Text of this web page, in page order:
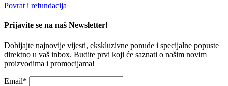
Povrat i refundacija
Prijavite se na naš Newsletter!
Dobijajte najnovije vijesti, ekskluzivne ponude i specijalne popuste
direktno u vaš inbox. Budite prvi koji će saznati o našim novim
proizvodima i promocijama!
Email*